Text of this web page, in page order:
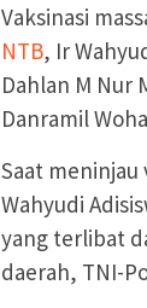
Vaksinasi
NTB, Ir
Dahlan M Nur
Danramil
Saat meninjau
Wahyudi
yang terlibat
daerah, TNI-